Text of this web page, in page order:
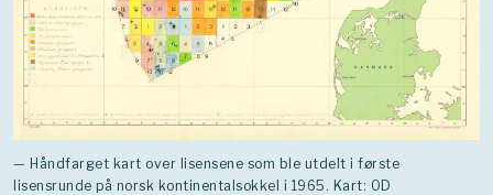
— Håndfarget kart over lisensene som ble utdelt i første
lisensrunde på norsk kontinentalsokkel i 1965. Kart: OD